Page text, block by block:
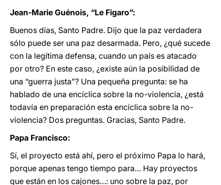
Jean-Marie Guénois, “Le Figaro”:
Buenos días, Santo Padre. Dijo que la paz verdadera
sólo puede ser una paz desarmada. Pero, ¿qué sucede
con la legítima defensa, cuando un país es atacado
por otro? En este caso, ¿existe aún la posibilidad de
una “guerra justa”? Una pequeña pregunta: se ha
hablado de una encíclica sobre la no-violencia, ¿está
todavía en preparación esta encíclica sobre la no-
violencia? Dos preguntas. Gracias, Santo Padre.
Papa Francisco:
Sí, el proyecto está ahí, pero el próximo Papa lo hará,
porque apenas tengo tiempo para… Hay proyectos
que están en los cajones…: uno sobre la paz, por